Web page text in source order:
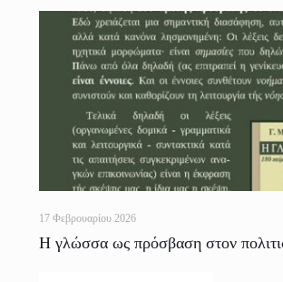
17 Φεβρουαρίου 2026
Η γλώσσα ως πρόσβαση στον